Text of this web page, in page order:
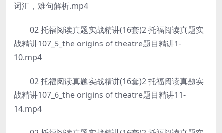
词汇，难句解析.mp4
02 托福阅读真题实战精讲(16套)2 托福阅读真题实
战精讲107_5_the origins of theatre题目精讲1-
10.mp4
02 托福阅读真题实战精讲(16套)2 托福阅读真题实
战精讲107_6_the origins of theatre题目精讲11-
14.mp4